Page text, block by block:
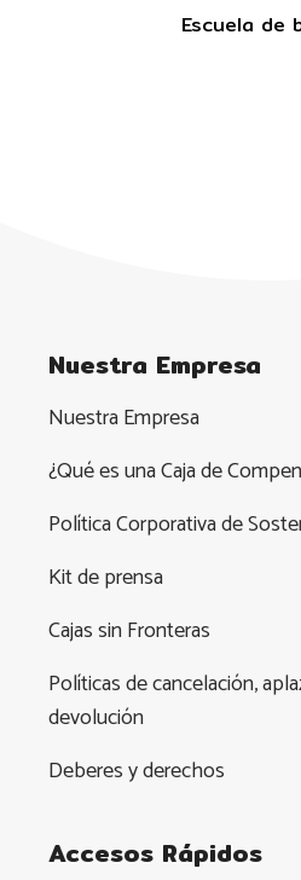
Escuela de
Nuestra Empresa
Nuestra Empresa
¿Qué es una Caja de
Política Corporativa de
Kit de prensa
Cajas sin Fronteras
Políticas de cancelación,
devolución
Deberes y derechos
Accesos Rápidos